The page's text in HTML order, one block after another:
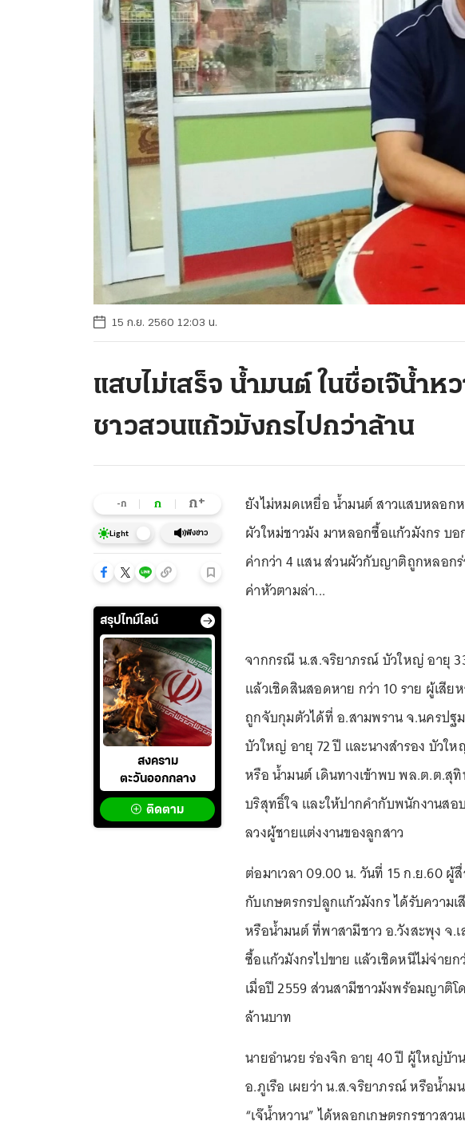
15 ก.ย. 2560 12:03 น.
แสบไม่เสร็จ น้ำมนต์ ในชื่อเจ๊น้ำ
ชาวสวนแก้วมังกรไปกว่าล้าน
-ก ก ก+
Light ฟังข่าว
สรุปไทม์ไลน์
สงคราม
ตะวันออกกลาง
ติดตาม
ยังไม่หมดเหยื่อ น้ำมนต์ สาวแสบหลอก
ผัวใหม่ชาวม้ง มาหลอกซื้อแก้วมังกร บ
ค่ากว่า 4 แสน ส่วนผัวกับญาติถูกหลอก
ค่าหัวตามล่า...
จากกรณี น.ส.จริยาภรณ์ บัวใหญ่ อายุ
แล้วเชิดสินสอดหาย กว่า 10 ราย ผู้เสีย
ถูกจับกุมตัวได้ที่ อ.สามพราน จ.นครปฐ
บัวใหญ่ อายุ 72 ปี และนางสำรอง บัว
หรือ น้ำมนต์ เดินทางเข้าพบ พล.ต.ต.สุ
บริสุทธิ์ใจ และให้ปากคำกับพนักงานสอ
ลวงผู้ชายแต่งงานของลูกสาว
ต่อมาเวลา 09.00 น. วันที่ 15 ก.ย.60
กับเกษตรกรปลูกแก้วมังกร ได้รับควา
หรือน้ำมนต์ ที่พาสามีชาว อ.วังสะพุง จ.
ซื้อแก้วมังกรไปขาย แล้วเชิดหนีไม่จ่าย
เมื่อปี 2559 ส่วนสามีชาวม้งพร้อมญาติโ
ล้านบาท
นายอำนวย ร่องจิก อายุ 40 ปี ผู้ใหญ่บ้
อ.ภูเรือ เผยว่า น.ส.จริยาภรณ์ หรือน้ำ
“เจ๊น้ำหวาน” ได้หลอกเกษตรกรชาวสว